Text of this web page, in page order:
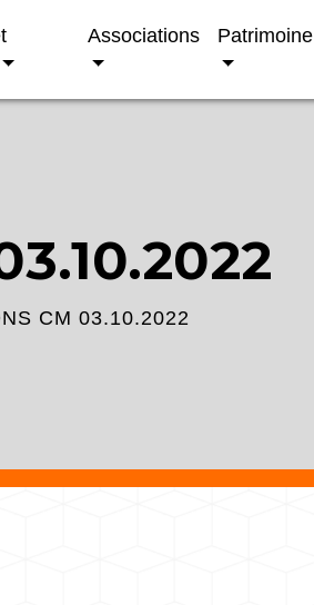
Associations Patrimoine
CM 03.10.2022